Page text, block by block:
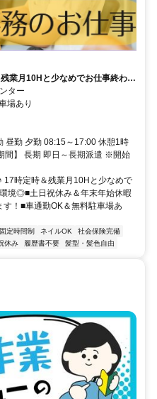
業月10Hと少なめでお仕事終わり
ター
場あり
昼勤 夕勤 08:15～17:00 休憩1時
間】 長期 即日～長期派遣 ※開始
17時定時＆残業月10Hと少なめで
境◎■土日祝休み＆年末年始休暇
！■車通勤OK＆無料駐車場あ
固定時間制 ネイルOK
社会保険完備
休み 履歴書不要 髪型・髪色自由